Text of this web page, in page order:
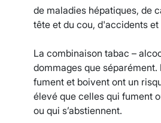
de maladies hépatiques, de
tête et du cou, d'accidents et
La combinaison tabac –
dommages que séparément.
fument et boivent ont un
élevé que celles qui fument
ou qui s’abstiennent.